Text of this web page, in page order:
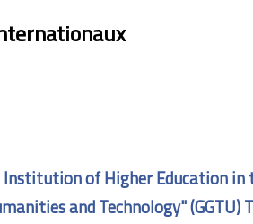
of Higher Education in
and Technology" (GGTU)